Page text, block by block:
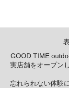
GOOD TIME
実店舗をオープン
忘れられない体験